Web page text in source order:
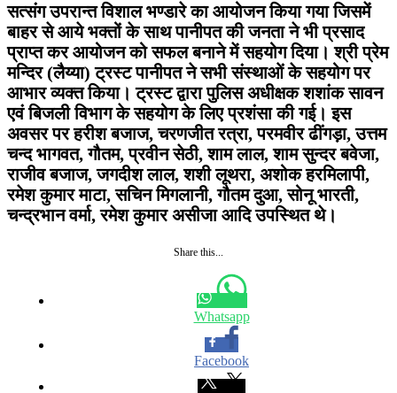
सत्संग उपरान्त विशाल भण्डारे का आयोजन किया गया जिसमें
बाहर से आये भक्तों के साथ पानीपत की जनता ने भी प्रसाद
प्राप्त कर आयोजन को सफल बनाने में सहयोग दिया। श्री प्रेम
मन्दिर (लैय्या) ट्रस्ट पानीपत ने सभी संस्थाओं के सहयोग पर
आभार व्यक्त किया। ट्रस्ट द्वारा पुलिस अधीक्षक शशांक सावन
एवं बिजली विभाग के सहयोग के लिए प्रशंसा की गई। इस
अवसर पर हरीश बजाज, चरणजीत रत्रा, परमवीर ढींगड़ा, उत्तम
चन्द भागवत, गौतम, प्रवीन सेठी, शाम लाल, शाम सुन्दर बवेजा,
राजीव बजाज, जगदीश लाल, शशी लूथरा, अशोक हरमिलापी,
रमेश कुमार माटा, सचिन मिगलानी, गौतम दुआ, सोनू भारती,
चन्द्रभान वर्मा, रमेश कुमार असीजा आदि उपस्थित थे।
Share this...
Whatsapp
Facebook